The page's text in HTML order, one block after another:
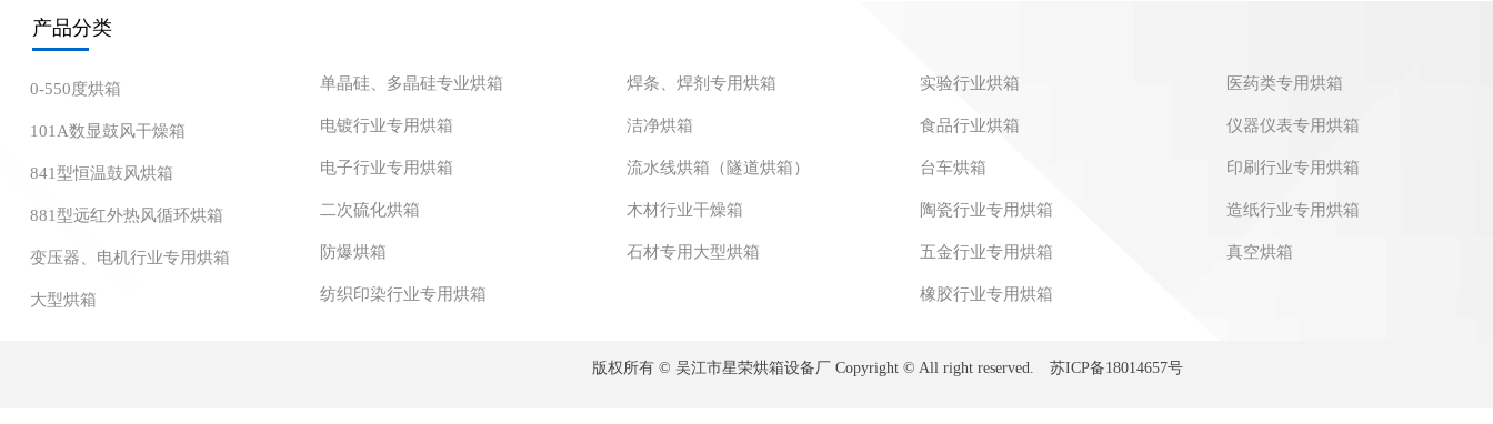
产品分类
0-550度烘箱
101A数显鼓风干燥箱
841型恒温鼓风烘箱
881型远红外热风循环烘箱
变压器、电机行业专用烘箱
大型烘箱
单晶硅、多晶硅专业烘箱
电镀行业专用烘箱
电子行业专用烘箱
二次硫化烘箱
防爆烘箱
纺织印染行业专用烘箱
焊条、焊剂专用烘箱
洁净烘箱
流水线烘箱（隧道烘箱）
木材行业干燥箱
石材专用大型烘箱
实验行业烘箱
食品行业烘箱
台车烘箱
陶瓷行业专用烘箱
五金行业专用烘箱
橡胶行业专用烘箱
医药类专用烘箱
仪器仪表专用烘箱
印刷行业专用烘箱
造纸行业专用烘箱
真空烘箱
版权所有 © 吴江市星荣烘箱设备厂 Copyright © All right reserved. 苏ICP备18014657号